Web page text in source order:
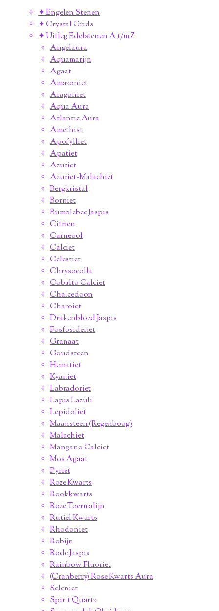
✦ Engelen Stenen
✦ Crystal Grids
✦ Uitleg Edelstenen A t/m Z
Angelaura
Aquamarijn
Agaat
Amazoniet
Aragoniet
Aqua Aura
Atlantic Aura
Amethist
Apofylliet
Apatiet
Azuriet
Azuriet-Malachiet
Bergkristal
Borniet
Bumblebee Jaspis
Citrien
Carneool
Calciet
Celestiet
Chrysocolla
Cobalto Calciet
Chalcedoon
Charoiet
Drakenbloed Jaspis
Fosfosideriet
Granaat
Goudsteen
Hematiet
Kyaniet
Labradoriet
Lapis Lazuli
Lepidoliet
Maansteen (Regenboog)
Malachiet
Mangano Calciet
Mos Agaat
Pyriet
Roze Kwarts
Rookkwarts
Roze Toermalijn
Rutiel Kwarts
Rhodoniet
Robijn
Rode Jaspis
Rainbow Fluoriet
(Cranberry) Rose Kwarts Aura
Seleniet
Spirit Quartz